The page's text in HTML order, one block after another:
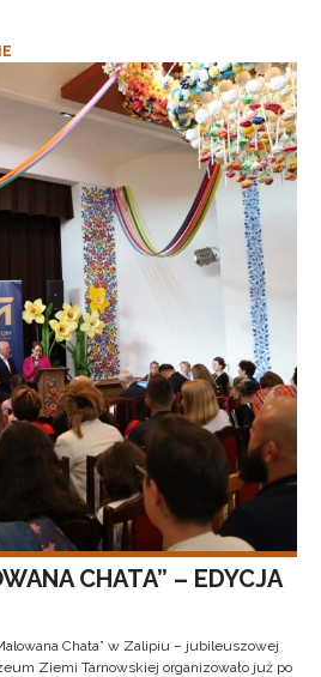
CHATA” – EDYCJA
Chata” w Zalipiu – jubileuszowej
Ziemi Tarnowskiej organizowało już po